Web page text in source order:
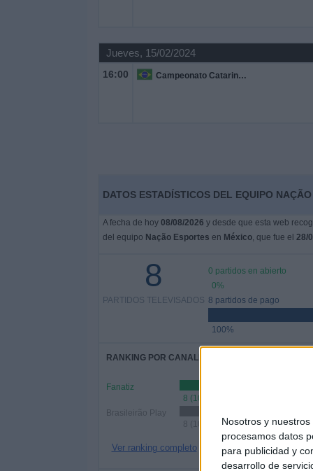
Nosotros y nuestros
procesamos datos
para publicidad y
desarrollo de
Jueves, 15/02/2024
16:00 Campeonato Catarinense
DATOS ESTADÍSTICOS DEL EQUIPO
A fecha de hoy 08/08/2026 y desde que esta web
del equipo Nação Esportes en México, que fue el 28/
8
PARTIDOS TELEVISADOS
0 partidos en abierto
0%
8 partidos de pago
100%
RANKING POR CANALES
Fanatiz
8 (100%)
Brasileirão Play
8 (100%)
Ver ranking completo